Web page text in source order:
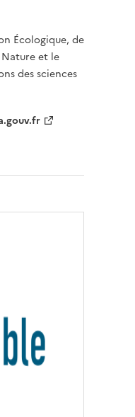
Écologique, de
et le
des sciences